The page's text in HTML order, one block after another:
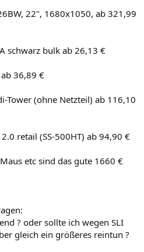
22", 1680x1050, ab 321,99
schwarz bulk ab 26,13 €
ab 36,89 €
Tower (ohne Netzteil) ab 116,10
retail (SS-500HT) ab 94,90 €
etc sind das gute 1660 €
? oder sollte ich wegen SLI
gleich ein größeres reintun ?